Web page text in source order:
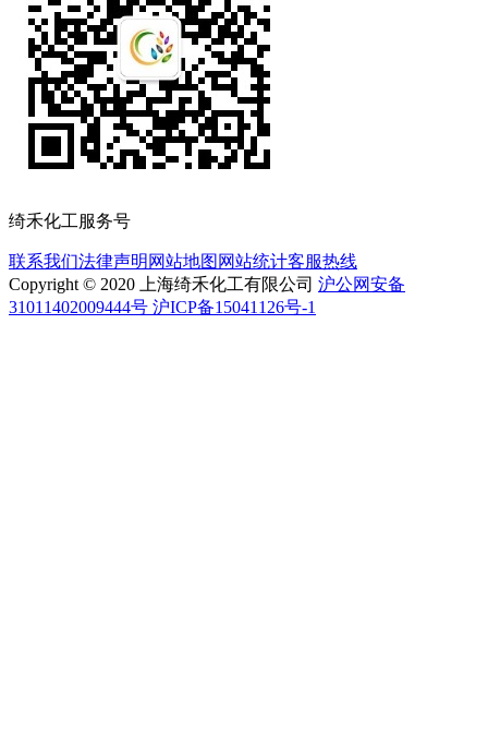
绮禾化工服务号
联系我们法律声明 网站地图 网站统计客服热线
Copyright © 2020 上海绮禾化工有限公司 沪公网安备
31011402009444号 沪ICP备15041126号-1